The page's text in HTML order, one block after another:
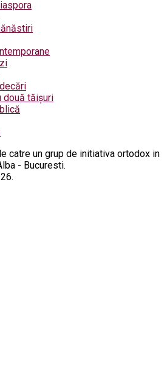
două tăișuri
catre un grup de initiativa ortodox in
- Bucuresti.